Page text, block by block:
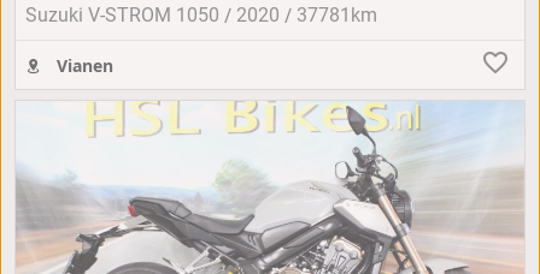
Suzuki V-STROM 1050 / 2020 / 37781km
Vianen